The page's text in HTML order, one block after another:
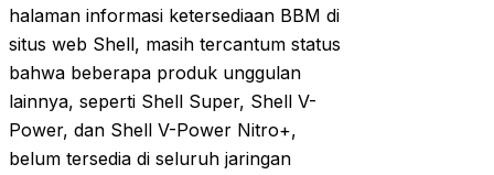
halaman informasi ketersediaan BBM di
situs web Shell, masih tercantum status
bahwa beberapa produk unggulan
lainnya, seperti Shell Super, Shell V-
Power, dan Shell V-Power Nitro+,
belum tersedia di seluruh jaringan